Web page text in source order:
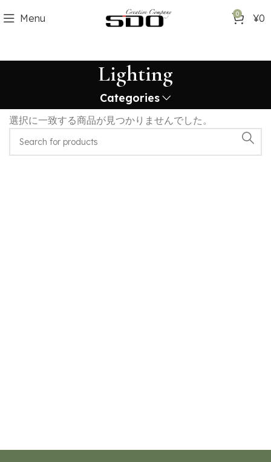
Menu 0 ¥0
Lighting
Categories
選択に一致する商品が見つかりませんでした。